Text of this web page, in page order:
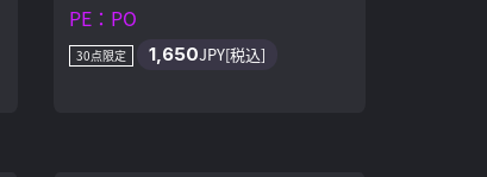
PE：PO
30点限定 1,650JPY[税込]